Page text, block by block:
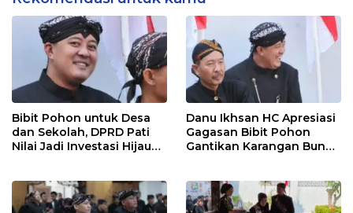
Bibit Pohon untuk Desa
dan Sekolah, DPRD Pati
Nilai Jadi Investasi Hijau
Danu Ikhsan HC Apresiasi
Gagasan Bibit Pohon
Gantikan Karangan Bunga